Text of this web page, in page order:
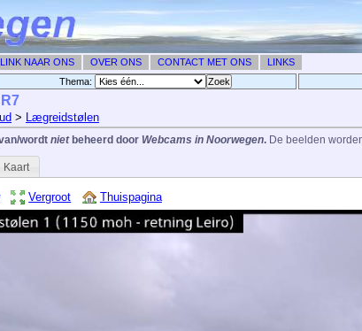
LINK NAAR ONS OVER ONS CONTACT MET ONS LINKS
Thema: